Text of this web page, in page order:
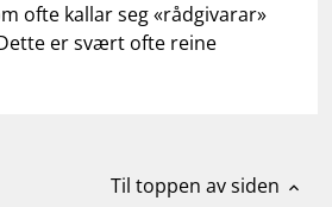
ofte kallar seg «rådgivarar»
er svært ofte reine
Til toppen av siden expand_less